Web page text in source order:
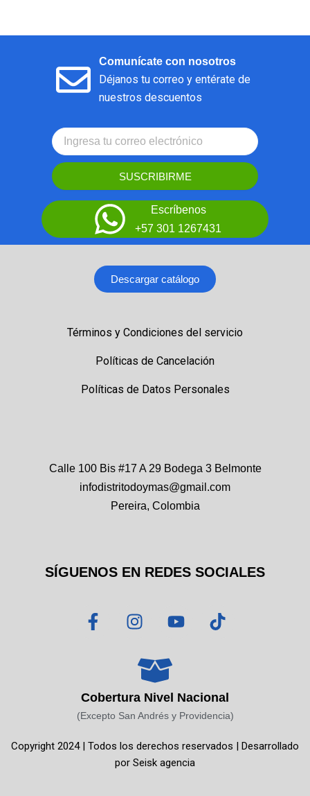
Comunícate con nosotros
Déjanos tu correo y entérate de
nuestros descuentos
SUSCRIBIRME
Escríbenos
+57 301 1267431
Descargar catálogo
Términos y Condiciones del servicio
Políticas de Cancelación
Políticas de Datos Personales
Calle 100 Bis #17 A 29 Bodega 3 Belmonte
infodistritodoymas@gmail.com
Pereira, Colombia
SÍGUENOS EN REDES SOCIALES
F
a
o
o
-
I
n
t
a
g
r
m
Y
o
b
e
T
i
k
Cobertura Nivel Nacional
(Excepto San Andrés y Providencia)
Copyright 2024 | Todos los derechos reservados | Desarrollado
por Seisk agencia